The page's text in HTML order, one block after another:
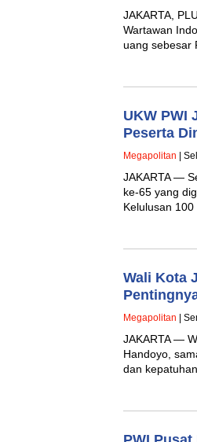
JAKARTA,
Wartawan
uang sebesar
UKW PWI
Peserta
Megapolitan |
JAKARTA —
ke-65 yang
Kelulusan 100
Wali Kota
Megapolitan |
JAKARTA —
Handoyo,
dan